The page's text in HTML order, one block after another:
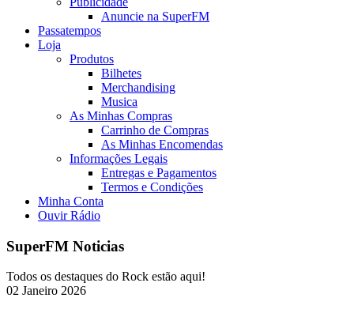
Anuncie na SuperFM
Passatempos
Loja
Produtos
Bilhetes
Merchandising
Musica
As Minhas Compras
Carrinho de Compras
As Minhas Encomendas
Informações Legais
Entregas e Pagamentos
Termos e Condições
Minha Conta
Ouvir Rádio
SuperFM Noticias
Todos os destaques do Rock estão aqui!
02 Janeiro 2026